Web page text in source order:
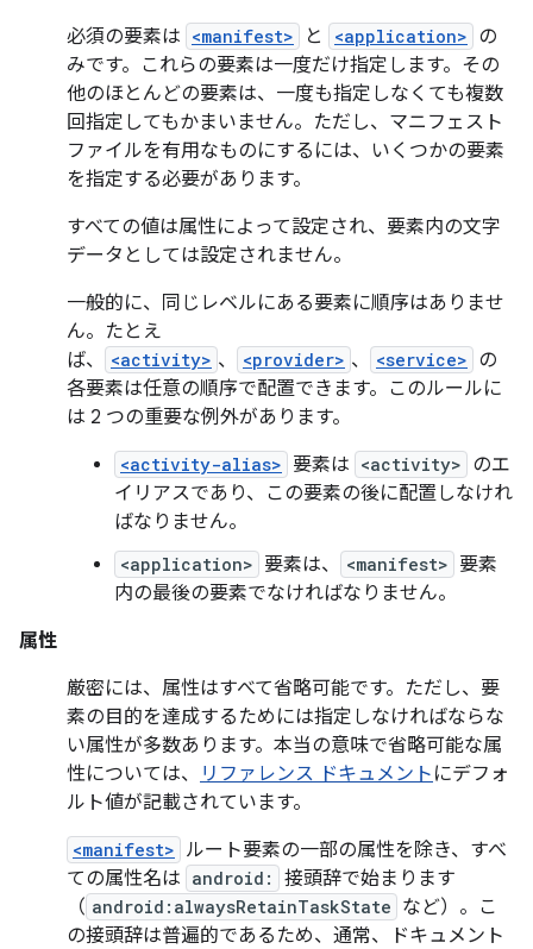
必須の要素は <manifest> と <application> の
みです。これらの要素は一度だけ指定します。その
他のほとんどの要素は、一度も指定しなくても複数
回指定してもかまいません。ただし、マニフェスト
ファイルを有用なものにするには、いくつかの要素
を指定する必要があります。
すべての値は属性によって設定され、要素内の文字
データとしては設定されません。
一般的に、同じレベルにある要素に順序はありませ
ん。たとえ
ば、
<activity> 、 <provider> 、 <service> の
各要素は任意の順序で配置できます。このルールに
は 2 つの重要な例外があります。
<activity-alias> 要素は <activity> のエ
イリアスであり、この要素の後に配置しなけれ
ばなりません。
<application> 要素は、 <manifest> 要素
内の最後の要素でなければなりません。
属性
厳密には、属性はすべて省略可能です。ただし、要
素の目的を達成するためには指定しなければならな
い属性が多数あります。本当の意味で省略可能な属
性については、
リファレンス ドキュメント にデフォ
ルト値が記載されています。
<manifest> ルート要素の一部の属性を除き、すべ
ての属性名は android:
接頭辞で始まります
（ android:alwaysRetainTaskState など）。こ
の接頭辞は普遍的であるため、通常、ドキュメント